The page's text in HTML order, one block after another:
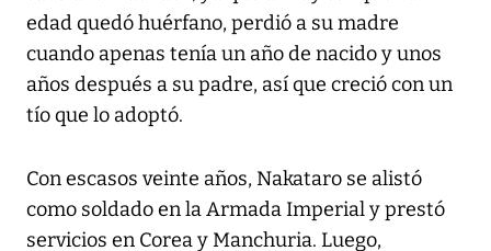
edad quedó huérfano, perdió a su madre
cuando apenas tenía un año de nacido y unos
años después a su padre, así que creció con un
tío que lo adoptó.
Con escasos veinte años, Nakataro se alistó
como soldado en la Armada Imperial y prestó
servicios en Corea y Manchuria. Luego,